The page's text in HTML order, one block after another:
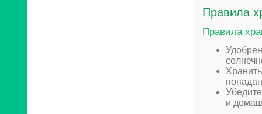
Правила
Правила
и